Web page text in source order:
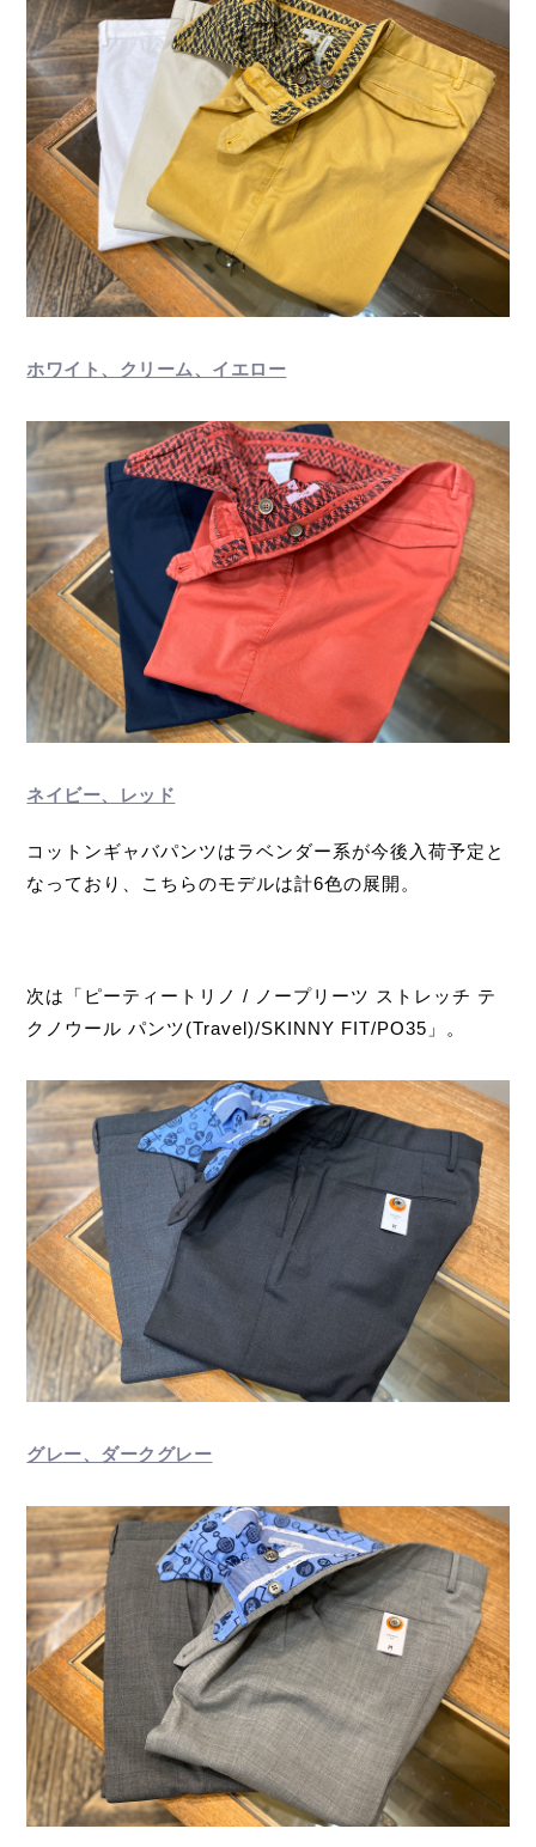
ホワイト、クリーム、イエロー
ネイビー、レッド
コットンギャバパンツはラベンダー系が今後入荷予定と
なっており、こちらのモデルは計6色の展開。
次は「ピーティートリノ / ノープリーツ ストレッチ テ
クノウール パンツ(Travel)/SKINNY FIT/PO35」。
グレー、ダークグレー